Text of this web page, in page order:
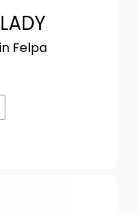
Felpa